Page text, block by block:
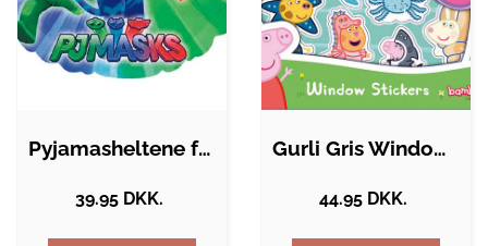
Pyjamasheltene folieballon - 43cm
39.95 DKK.
Gurli Gris Window Stickers
44.95 DKK.